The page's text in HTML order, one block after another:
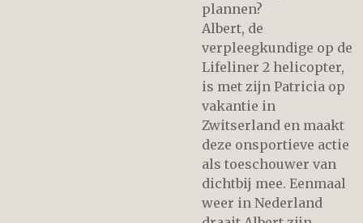
plannen?
Albert, de
verpleegkundige op de
Lifeliner 2 helicopter,
is met zijn Patricia op
vakantie in
Zwitserland en maakt
deze onsportieve actie
als toeschouwer van
dichtbij mee. Eenmaal
weer in Nederland